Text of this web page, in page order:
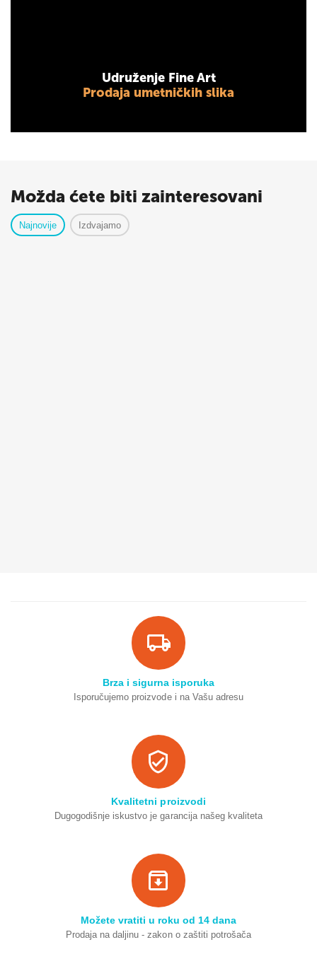
Udruženje Fine Art
Prodaja umetničkih slika
Možda ćete biti zainteresovani
Najnovije Izdvajamo
Brza i sigurna isporuka
Isporučujemo proizvode i na Vašu adresu
Kvalitetni proizvodi
Dugogodišnje iskustvo je garancija našeg kvaliteta
Možete vratiti u roku od 14 dana
Prodaja na daljinu - zakon o zaštiti potrošača